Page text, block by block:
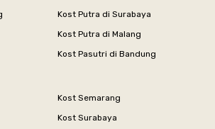
Kost Putra di Surabaya
Kost Putra di Malang
Kost Pasutri di Bandung
Kost Semarang
Kost Surabaya